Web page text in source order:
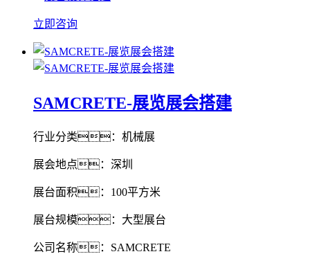
立即咨询
SAMCRETE-展览展会搭建
行业分类：机械展
展会地点：深圳
展台面积：100平方米
展台规模：大型展台
公司名称：SAMCRETE